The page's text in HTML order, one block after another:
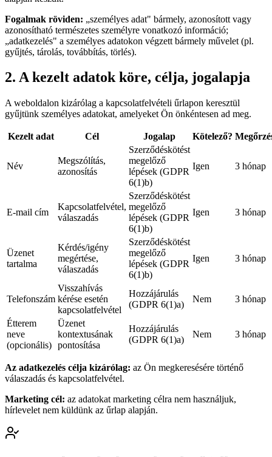
Fogalmak röviden: „személyes adat" bármely, azonosított vagy
azonosítható természetes személyre vonatkozó információ;
„adatkezelés" a személyes adatokon végzett bármely művelet (pl.
gyűjtés, tárolás, továbbítás, törlés).
2. A kezelt adatok köre, célja, jogalapja
A weboldalon kizárólag a kapcsolatfelvételi űrlapon keresztül
gyűjtünk személyes adatokat, amelyeket Ön önkéntesen ad meg.
Kezelt adat Cél Jogalap Kötelező?
Név
Megszólítás,
azonosítás
Szerződéskötést
megelőző
lépések (GDPR
6(1)b)
Igen 3 hónap
E-mail cím
Kapcsolatfelvétel,
válaszadás
Szerződéskötést
megelőző
lépések (GDPR
6(1)b)
Igen 3 hónap
Üzenet
tartalma
Kérdés/igény
megértése,
válaszadás
Szerződéskötést
megelőző
lépések (GDPR
6(1)b)
Igen 3 hónap
Telefonszám
Visszahívás
kérése esetén
kapcsolatfelvétel
Hozzájárulás
(GDPR 6(1)a)
Nem 3 hónap
Étterem
neve
(opcionális)
Üzenet
kontextusának
pontosítása
Hozzájárulás
(GDPR 6(1)a)
Nem 3 hónap
Az adatkezelés célja kizárólag: az Ön megkeresésére történő
válaszadás és kapcsolatfelvétel.
Marketing cél: az adatokat marketing célra nem használjuk,
hírlevelet nem küldünk az űrlap alapján.